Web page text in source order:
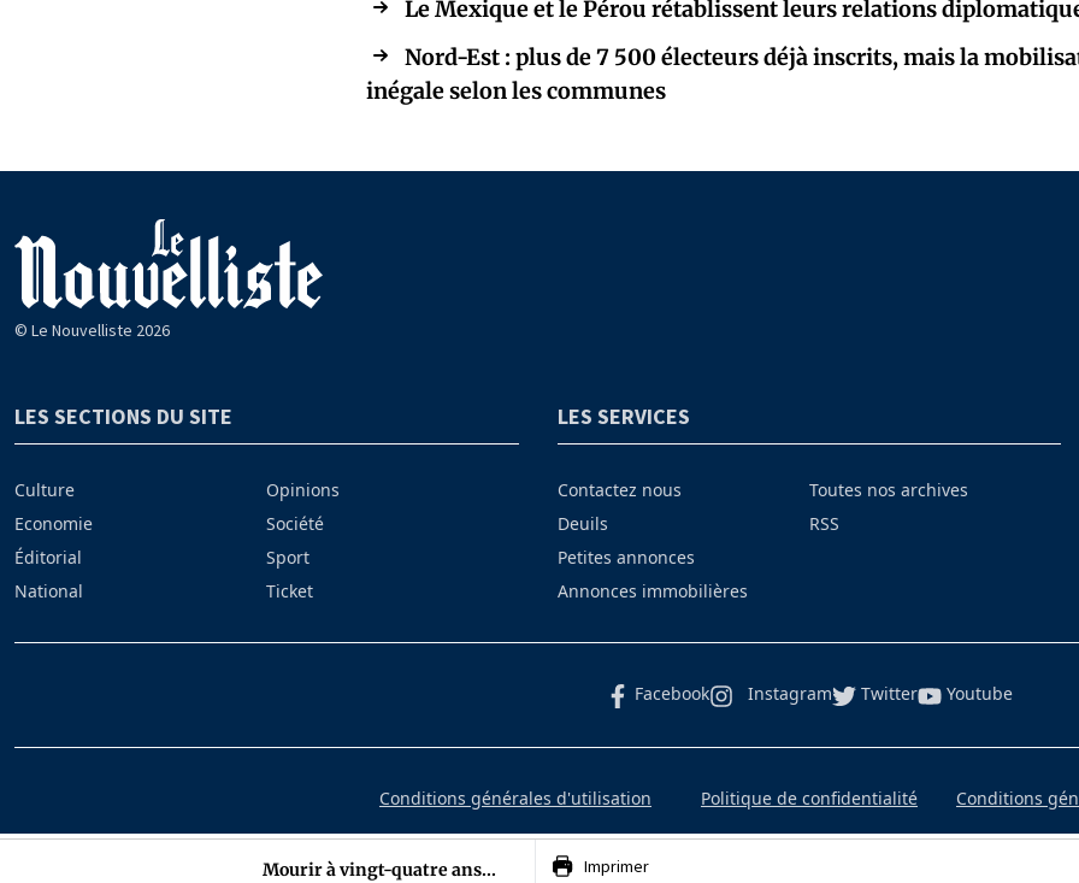
Le Mexique et le Pérou rétablissent leurs relations
Nord-Est : plus de 7 500 électeurs déjà inscrits, mais la
inégale selon les communes
Mourir à vingt-quatre ans... Imprimer
© Le Nouvelliste 2026
LES SECTIONS DU SITE
Culture
Economie
Éditorial
National
Opinions
Société
Sport
Ticket
LES SERVICES
Contactez nous
Deuils
Petites annonces
Annonces immobilières
Toutes nos archives
RSS
Facebook Instagram Twitter Youtube
Conditions générales d'utilisation Politique de confidentialité Conditions